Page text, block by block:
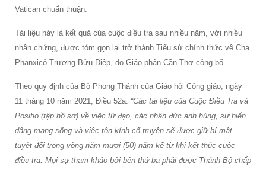
Vatican chuẩn thuận.
Tài liệu này là kết quả của cuộc điều tra sau nhiều năm, với nhiều
nhân chứng, được tóm gọn lại trở thành Tiểu sử chính thức về Cha
Phanxicô Trương Bửu Diệp, do Giáo phận Cần Thơ công bố.
Theo quy định của Bộ Phong Thánh của Giáo hội Công giáo, ngày
11 tháng 10 năm 2021, Điều 52a: “Các tài liệu của Cuộc Điều Tra và
Positio (tập hồ sơ) về việc tử đạo, các nhân đức anh hùng, sự hiến
dâng mạng sống và việc tôn kính cổ truyền sẽ được giữ bí mật
tuyệt đối trong vòng năm mươi (50) năm kể từ khi kết thúc cuộc
điều tra. Mọi sự tham khảo bởi bên thứ ba phải được Thánh Bộ chấp